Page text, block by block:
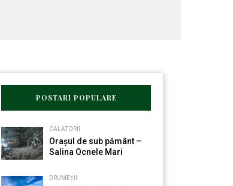
POSTARI POPULARE
CĂLĂTORII
Orașul de sub pământ –
Salina Ocnele Mari
DRUMEȚII